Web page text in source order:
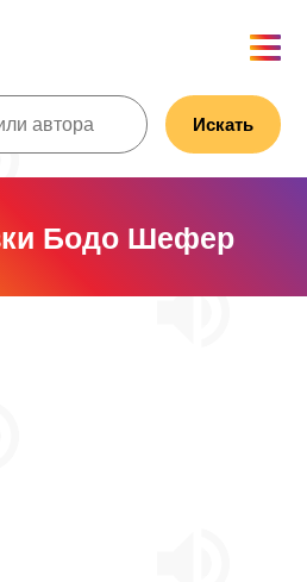
Искать
Бодо Шефер